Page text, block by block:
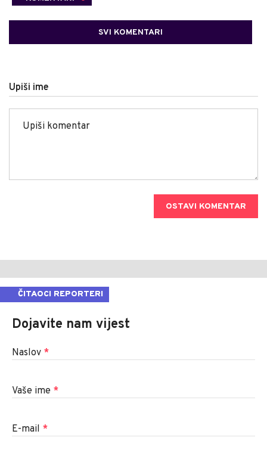
SVI KOMENTARI
Upiši ime
OSTAVI KOMENTAR
ČITAOCI REPORTERI
Dojavite nam vijest
Naslov *
Vaše ime *
E-mail *